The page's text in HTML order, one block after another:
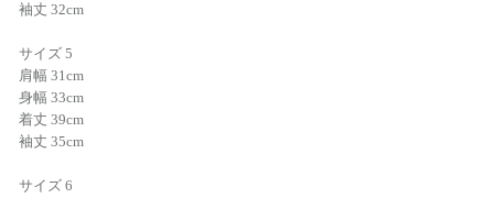
袖丈 32cm
サイズ 5
肩幅 31cm
身幅 33cm
着丈 39cm
袖丈 35cm
サイズ 6